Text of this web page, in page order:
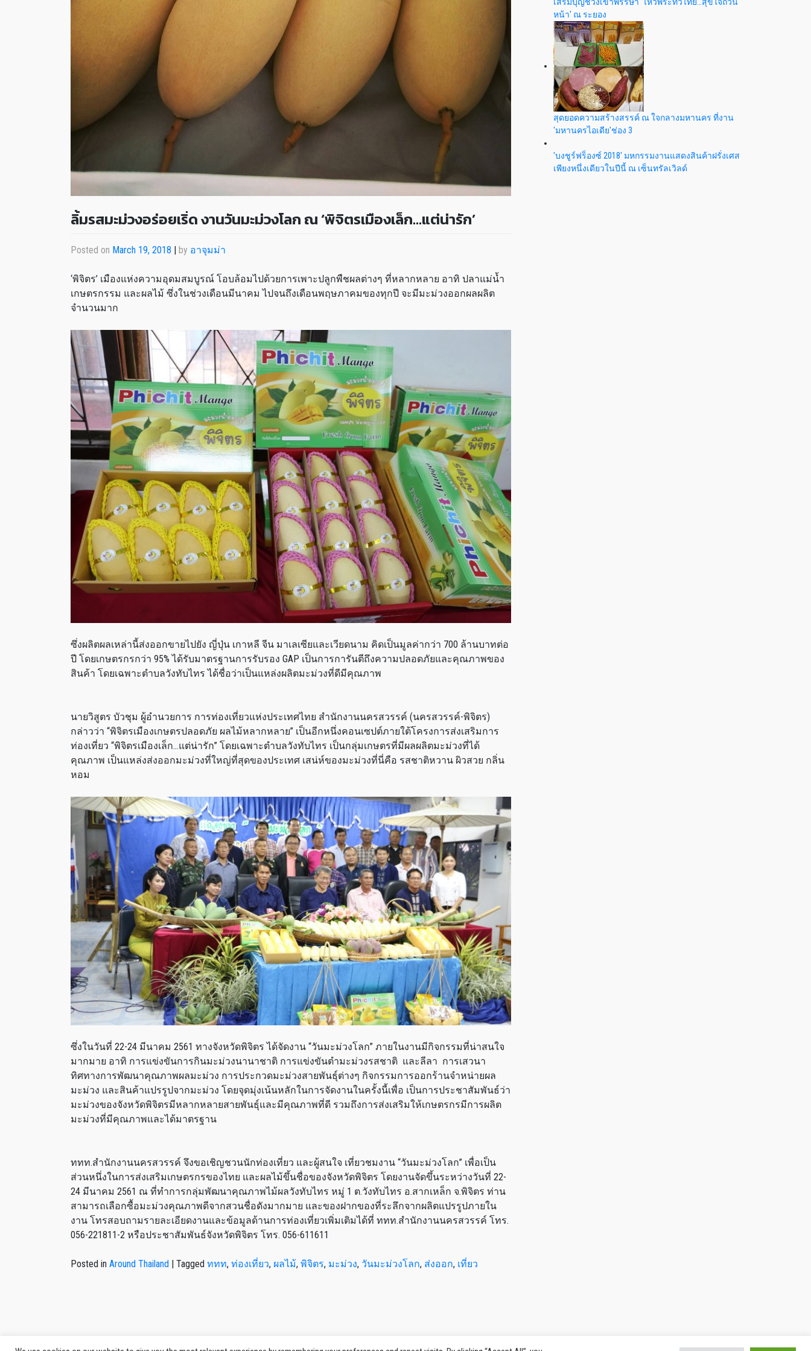
ลิ้มรสมะม่วงอร่อยเริ่ด งานวันมะม่วงโลก ณ ‘พิจิตรเมืองเล็ก…แต่น่ารัก’
Posted on March 19, 2018 | by อาจุมม่า
‘พิจิตร’ เมืองแห่งความอุดมสมบูรณ์ โอบล้อมไปด้วยการเพาะปลูกพืชผลต่างๆ ที่หลากหลาย อาทิ ปลาแม่น้ำ
เกษตรกรรม และผลไม้ ซึ่งในช่วงเดือนมีนาคม ไปจนถึงเดือนพฤษภาคมของทุกปี จะมีมะม่วงออกผลผลิต
จำนวนมาก
ซึ่งผลิตผลเหล่านี้ส่งออกขายไปยัง ญี่ปุ่น เกาหลี จีน มาเลเซียและเวียดนาม คิดเป็นมูลค่ากว่า 700 ล้านบาทต่อ
ปี โดยเกษตรกรกว่า 95% ได้รับมาตรฐานการรับรอง GAP เป็นการการันตีถึงความปลอดภัยและคุณภาพของ
สินค้า โดยเฉพาะตำบลวังทับไทร ได้ชื่อว่าเป็นแหล่งผลิตมะม่วงที่ดีมีคุณภาพ
นายวิสูตร บัวชุม ผู้อำนวยการ การท่องเที่ยวแห่งประเทศไทย สำนักงานนครสวรรค์ (นครสวรรค์-พิจิตร)
กล่าวว่า “พิจิตรเมืองเกษตรปลอดภัย ผลไม้หลากหลาย” เป็นอีกหนึ่งคอนเซปต์ภายใต้โครงการส่งเสริมการ
ท่องเที่ยว “พิจิตรเมืองเล็ก…แต่น่ารัก” โดยเฉพาะตำบลวังทับไทร เป็นกลุ่มเกษตรที่มีผลผลิตมะม่วงที่ได้
คุณภาพ เป็นแหล่งส่งออกมะม่วงที่ใหญ่ที่สุดของประเทศ เสน่ห์ของมะม่วงที่นี่คือ รสชาติหวาน ผิวสวย กลิ่น
หอม
ซึ่งในวันที่ 22-24 มีนาคม 2561 ทางจังหวัดพิจิตร ได้จัดงาน “วันมะม่วงโลก” ภายในงานมีกิจกรรมที่น่าสนใจ
มากมาย อาทิ การแข่งขันการกินมะม่วงนานาชาติ การแข่งขันตำมะม่วงรสชาติ และลีลา การเสวนา
ทิศทางการพัฒนาคุณภาพผลมะม่วง การประกวดมะม่วงสายพันธุ์ต่างๆ กิจกรรมการออกร้านจำหน่ายผล
มะม่วง และสินค้าแปรรูปจากมะม่วง โดยจุดมุ่งเน้นหลักในการจัดงานในครั้งนี้เพื่อ เป็นการประชาสัมพันธ์ว่า
มะม่วงของจังหวัดพิจิตรมีหลากหลายสายพันธุ์และมีคุณภาพที่ดี รวมถึงการส่งเสริมให้เกษตรกรมีการผลิต
มะม่วงที่มีคุณภาพและได้มาตรฐาน
ททท.สำนักงานนครสวรรค์ จึงขอเชิญชวนนักท่องเที่ยว และผู้สนใจ เที่ยวชมงาน “วันมะม่วงโลก” เพื่อเป็น
ส่วนหนึ่งในการส่งเสริมเกษตรกรของไทย และผลไม้ขึ้นชื่อของจังหวัดพิจิตร โดยงานจัดขึ้นระหว่างวันที่ 22-
24 มีนาคม 2561 ณ ที่ทำการกลุ่มพัฒนาคุณภาพไม้ผลวังทับไทร หมู่ 1 ต.วังทับไทร อ.สากเหล็ก จ.พิจิตร ท่าน
สามารถเลือกซื้อมะม่วงคุณภาพดีจากสวนชื่อดังมากมาย และของฝากของที่ระลึกจากผลิตแปรรูปภายใน
งาน โทรสอบถามรายละเอียดงานและข้อมูลด้านการท่องเที่ยวเพิ่มเติมได้ที่ ททท.สำนักงานนครสวรรค์ โทร.
056-221811-2 หรือประชาสัมพันธ์จังหวัดพิจิตร โทร. 056-611611
Posted in Around Thailand Tagged ททท, ท่องเที่ยว, ผลไม้, พิจิตร, มะม่วง, วันมะม่วงโลก, ส่งออก, เที่ยว
เสริมบุญช่วงเข้าพรรษา 'ไหว้พระทั่วไทย…สุขใจถ้วน
หน้า' ณ ระยอง
สุดยอดความสร้างสรรค์ ณ ใจกลางมหานคร ที่งาน
'มหานครไอเดีย'ช่อง 3
'บงชูร์ฟร็องซ์ 2018' มหกรรมงานแสดงสินค้าฝรั่งเศส
เพียงหนึ่งเดียวในปีนี้ ณ เซ็นทรัลเวิลด์